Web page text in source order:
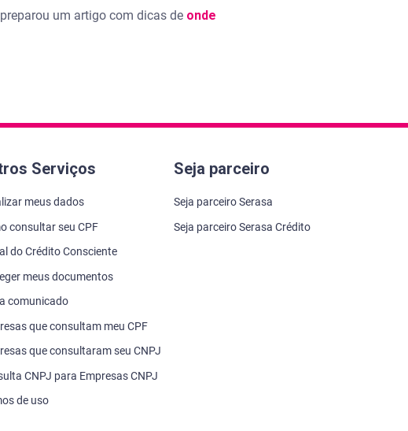
um artigo com dicas de onde
Serviços
meus dados
consultar seu CPF
do Crédito Consciente
meus documentos
comunicado
que consultam meu CPF
que consultaram seu CNPJ
CNPJ para Empresas CNPJ
de uso
Seja parceiro
Seja parceiro Serasa
Seja parceiro Serasa Crédito